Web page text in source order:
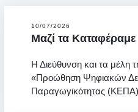
10/07/2026
Μαζί τα Καταφέραμε
Η Διεύθυνση και τα μέλη
«Προώθηση Ψηφιακών
Παραγωγικότητας